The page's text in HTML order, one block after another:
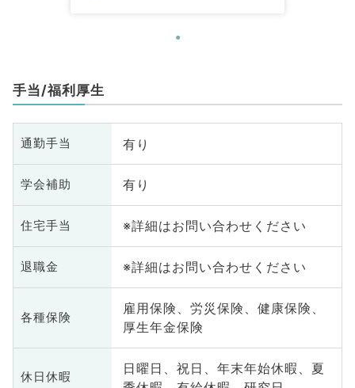
手当/福利厚生
通勤手当 有り
学会補助 有り
住宅手当 ※詳細はお問い合わせください
退職金 ※詳細はお問い合わせください
各種保険
雇用保険、労災保険、健康保険、
厚生年金保険
休日休暇
日曜日、祝日、年末年始休暇、夏